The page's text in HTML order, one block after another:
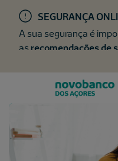
SEGURANÇA
A sua segurança é
as recomendações de